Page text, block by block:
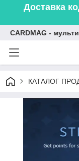
Доставка
CARDMAG -
КАТАЛОГ